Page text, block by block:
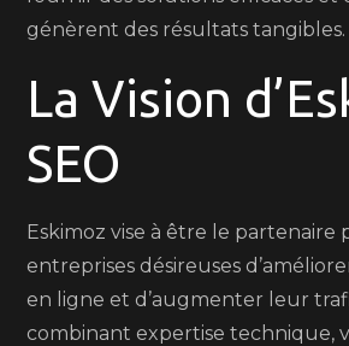
génèrent des résultats tangibles.
La Vision
SEO
Eskimoz vise à être le partenaire
entreprises désireuses
en ligne et d’augmenter leur
combinant expertise technique,